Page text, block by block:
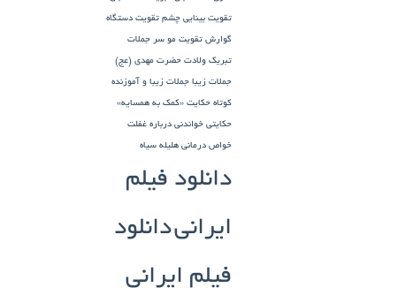
تقویت بینایی چشم تقویت دستگاه
گوارش تقویت مو سر جملات
تبریک ولادت حضرت مهدی (عج)
جملات زیبا جملات زیبا و آموزنده
کوتاه حکایت «کمک به همسایه»
حکایتی خواندنی درباره غفلت
خواص درمانی هلیله سیاه
دانلود فیلم
ایرانیدانلود
فیلم ایرانی